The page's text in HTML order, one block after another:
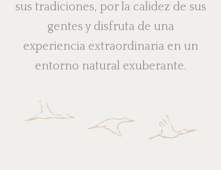
sus tradiciones, por la calidez de sus
gentes y disfruta de una
experiencia extraordinaria en un
entorno natural exuberante.